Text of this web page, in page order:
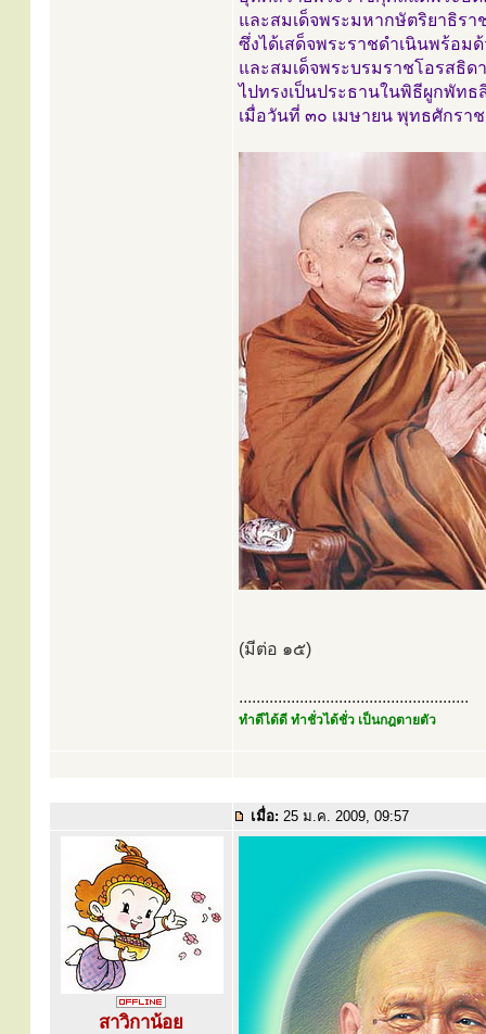
และสมเด็จพระมหากษัตริยาธิร
ซึ่งได้เสด็จพระราชดำเนินพร้อม
และสมเด็จพระบรมราชโอรสธิด
ไปทรงเป็นประธานในพิธีผูกพัทธ
เมื่อวันที่ ๓๐ เมษายน พุทธศักรา
(มีต่อ ๑๕)
.....................................................
ทำดีได้ดี ทำชั่วได้ชั่ว เป็นกฎตายตัว
เมื่อ: 25 ม.ค. 2009, 09:57
สาวิกาน้อย